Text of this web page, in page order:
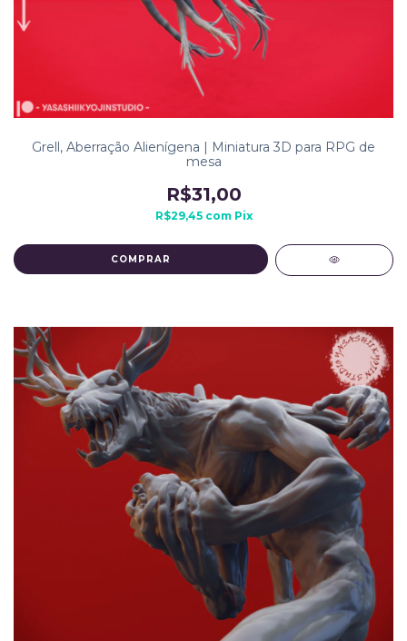
Grell, Aberração Alienígena | Miniatura 3D para RPG de
mesa
R$31,00
R$29,45 com Pix
COMPRAR